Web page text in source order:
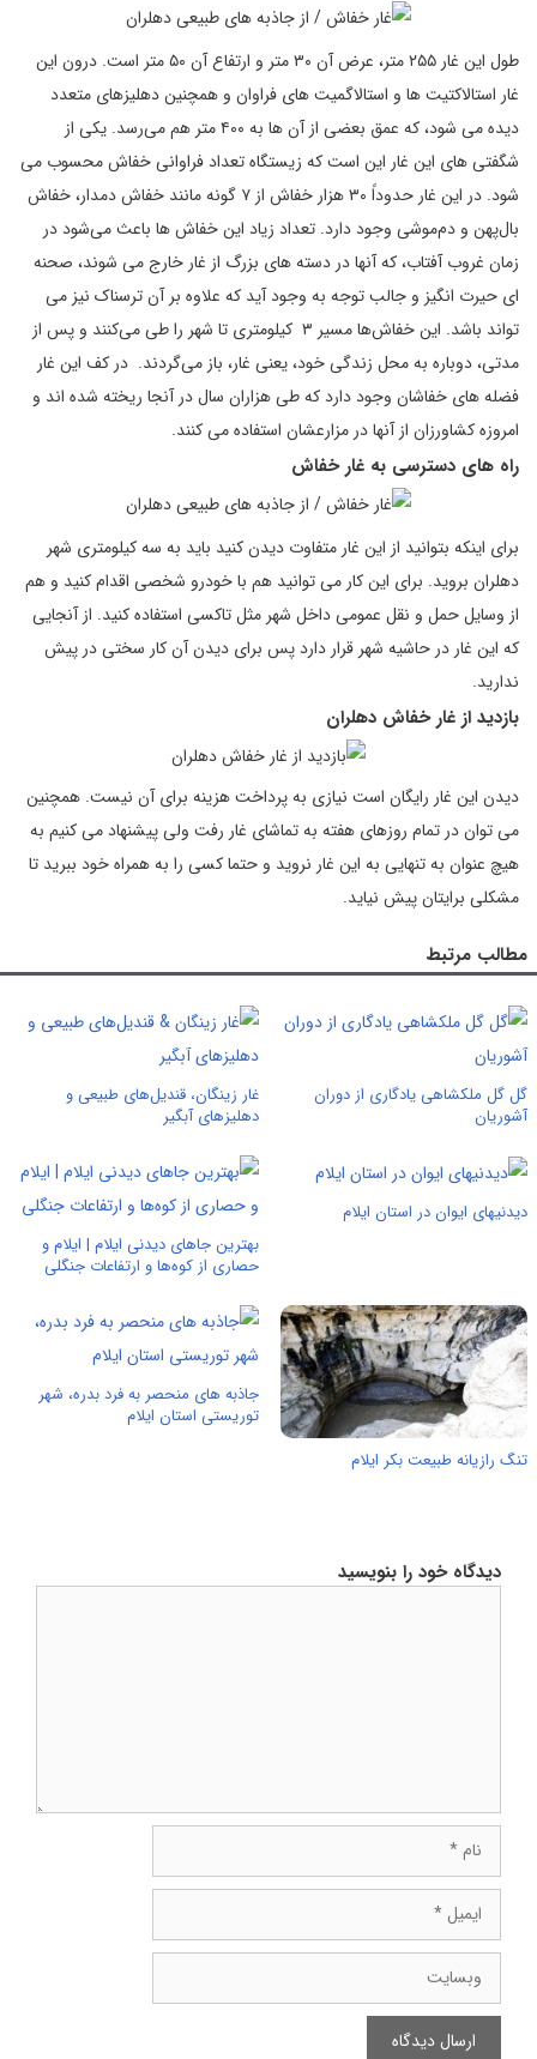
طول این غار ۲۵۵ متر، عرض آن ۳۰ متر و ارتفاع آن ۵۰ متر است. درون این
غار استالاکتیت ‌ها و استالاگمیت‌ های فراوان و همچنین دهلیزهای متعدد
دیده می شود، که عمق بعضی از آن‌ ها به ۴۰۰ متر هم می‌رسد. یکی از
شگفتی های این غار این است که زیستگاه تعداد فراوانی خفاش محسوب می
شود. در این غار حدوداً ۳۰ هزار خفاش از ۷ گونه مانند خفاش دمدار، خفاش
بال‌پهن و دم‌موشی وجود دارد. تعداد زیاد این خفاش‌ ها باعث می‌شود در
زمان غروب آفتاب، که آنها در دسته های بزرگ از غار خارج می شوند، صحنه
ای حیرت انگیز و جالب توجه به وجود آید که علاوه بر آن ترسناک نیز می
تواند باشد. این خفاش‌ها مسیر ۳ کیلومتری تا شهر را طی می‌کنند و پس از
مدتی، دوباره به محل زندگی خود، یعنی غار، باز می‌گردند. در کف این غار
فضله های خفاشان وجود دارد که طی هزاران سال در آنجا ریخته شده اند و
امروزه کشاورزان از آنها در مزارعشان استفاده می کنند.
راه های دسترسی به غار خفاش
برای اینکه بتوانید از این غار متفاوت دیدن کنید باید به سه کیلومتری شهر
دهلران بروید. برای این کار می توانید هم با خودرو شخصی اقدام کنید و هم
از وسایل حمل و نقل عمومی داخل شهر مثل تاکسی استفاده کنید. از آنجایی
که این غار در حاشیه شهر قرار دارد پس برای دیدن آن کار سختی در پیش
ندارید.
بازدید از غار خفاش دهلران
دیدن این غار رایگان است نیازی به پرداخت هزینه برای آن نیست. همچنین
می توان در تمام روزهای هفته به تماشای غار رفت ولی پیشنهاد می کنیم به
هیچ عنوان به تنهایی به این غار نروید و حتما کسی را به همراه خود ببرید تا
مشکلی برایتان پیش نیاید.
مطالب مرتبط
گل گل ملکشاهی یادگاری از دوران
آشوریان
غار زینگان، قندیل‌های طبیعی و
دهلیزهای آبگیر
دیدنیهای ایوان در استان ایلام
بهترین جاهای دیدنی ایلام | ایلام و
حصاری از کوه‌ها و ارتفاعات جنگلی
تنگ رازیانه طبیعت بکر ایلام
جاذبه های منحصر به فرد بدره، شهر
توریستی استان ایلام
دیدگاه خود را بنویسید
ایمیل
وبسایت